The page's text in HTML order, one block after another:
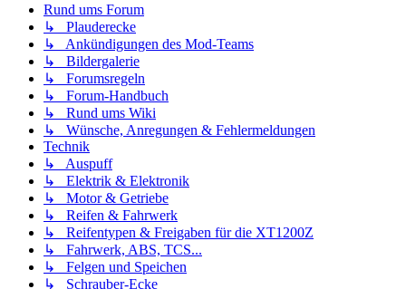
Rund ums Forum
↳ Plauderecke
↳ Ankündigungen des Mod-Teams
↳ Bildergalerie
↳ Forumsregeln
↳ Forum-Handbuch
↳ Rund ums Wiki
↳ Wünsche, Anregungen & Fehlermeldungen
Technik
↳ Auspuff
↳ Elektrik & Elektronik
↳ Motor & Getriebe
↳ Reifen & Fahrwerk
↳ Reifentypen & Freigaben für die XT1200Z
↳ Fahrwerk, ABS, TCS...
↳ Felgen und Speichen
↳ Schrauber-Ecke